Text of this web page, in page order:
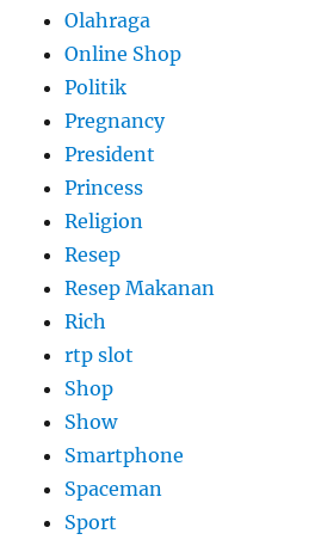
Olahraga
Online Shop
Politik
Pregnancy
President
Princess
Religion
Resep
Resep Makanan
Rich
rtp slot
Shop
Show
Smartphone
Spaceman
Sport